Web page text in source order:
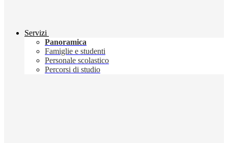
Servizi
Panoramica
Famiglie e studenti
Personale scolastico
Percorsi di studio